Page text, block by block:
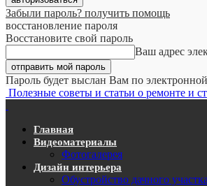
Забыли пароль? получить помощь
восстановление пароля
Восстановите свой пароль
Ваш адрес
Пароль будет выслан Вам по
Полезные советы и статьи о ремонте и
Главная
Видеоматериалы
Фотогалерея
Дизайн интерьера
Обустройство дачного